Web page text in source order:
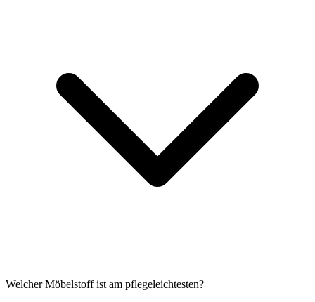
Welcher Möbelstoff ist am pflegeleichtesten?